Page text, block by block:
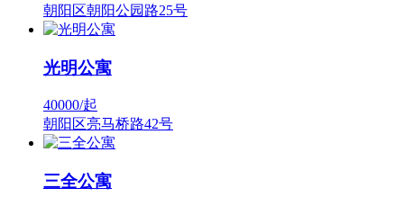
朝阳区朝阳公园路25号
光明公寓
40000/起
朝阳区亮马桥路42号
三全公寓